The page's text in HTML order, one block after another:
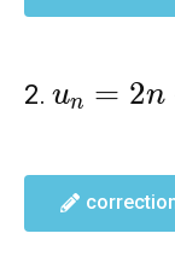
2. un = 2n